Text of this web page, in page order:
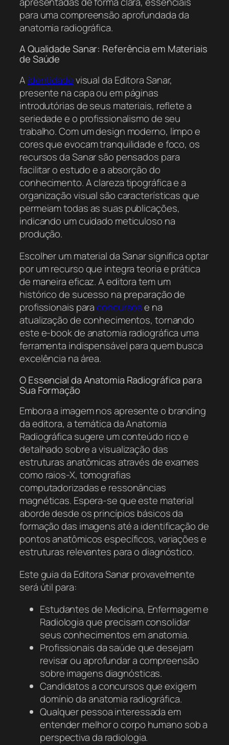
para uma compreensão aprofundada da
anatomia radiográfica.
A Qualidade Sanar: Referência em Materiais
de Saúde
A identidadevisual da Editora Sanar,
presente na capa ou em páginas
introdutórias de seus materiais, reflete a
seriedade e o profissionalismo de seu
trabalho. Com um design moderno, limpo e
cores que evocam tranquilidade e foco, os
recursos da Sanar são pensados para
facilitar o estudo e a absorção do
conhecimento. A clareza tipográfica e a
organização visual são características que
permeiam todas as suas publicações,
indicando um cuidado meticuloso na
produção.
Escolher um material da Sanar significa optar
por um recurso que integra teoria e prática
de maneira eficaz. A editora tem um
histórico de sucesso na preparação de
profissionais paraconcursose na
atualização de conhecimentos, tornando
este e-book de anatomia radiográfica uma
ferramenta indispensável para quem busca
excelência na área.
O Essencial da Anatomia Radiográfica para
Sua Formação
Embora a imagem nos apresente o branding
da editora, a temática da Anatomia
Radiográfica sugere um conteúdo rico e
detalhado sobre a visualização das
estruturas anatômicas através de exames
como raios-X, tomografias
computadorizadas e ressonâncias
magnéticas. Espera-se que este material
aborde desde os princípios básicos da
formação das imagens até a identificação de
pontos anatômicos específicos, variações e
estruturas relevantes para o diagnóstico.
Este guia da Editora Sanar provavelmente
será útil para:
Estudantes de Medicina, Enfermagem e
Radiologia que precisam consolidar
seus conhecimentos em anatomia.
Profissionais da saúde que desejam
revisar ou aprofundar a compreensão
sobre imagens diagnósticas.
Candidatos a concursos que exigem
domínio da anatomia radiográfica.
Qualquer pessoa interessada em
entender melhor o corpo humano sob a
perspectiva da radiologia.